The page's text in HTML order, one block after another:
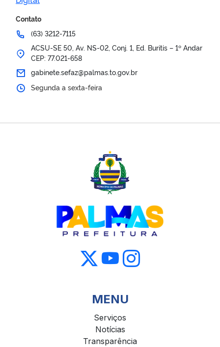
Contato
(63) 3212-7115
ACSU-SE 50, Av. NS-02, Conj. 1, Ed. Buritis – 1º Andar
CEP: 77.021-658
gabinete.sefaz@palmas.to.gov.br
Segunda a sexta-feira
MENU
Serviços
Notícias
Transparência